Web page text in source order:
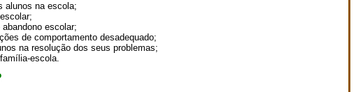
alunos na escola;
escolar;
de comportamento desadequado;
na resolução dos seus problemas;
escola.